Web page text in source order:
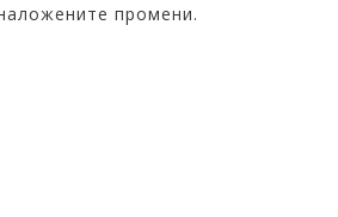
промени.